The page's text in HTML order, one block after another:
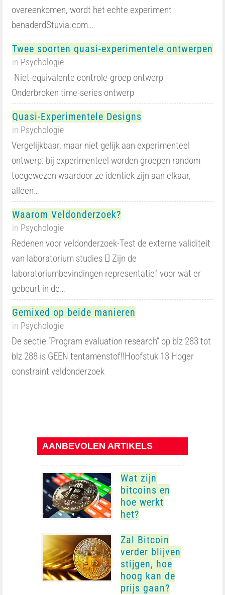
overeenkomen, wordt het echte experiment
benaderdStuvia.com…
Twee soorten quasi-experimentele ontwerpen
in Psychologie
-Niet-equivalente controle-groep ontwerp -
Onderbroken time-series ontwerp
Quasi-Experimentele Designs
in Psychologie
Vergelijkbaar, maar niet gelijk aan experimenteel
ontwerp: bij experimenteel worden groepen random
toegewezen waardoor ze identiek zijn aan elkaar,
alleen…
Waarom Veldonderzoek?
in Psychologie
Redenen voor veldonderzoek-Test de externe validiteit
van laboratorium studies  Zijn de
laboratoriumbevindingen representatief voor wat er
gebeurt in de…
Gemixed op beide manieren
in Psychologie
De sectie “Program evaluation research” op blz 283 tot
blz 288 is GEEN tentamenstof!!Hoofstuk 13 Hoger
constraint veldonderzoek
AANBEVOLEN ARTIKELS
Wat zijn
bitcoins en
hoe werkt
het?
Zal Bitcoin
verder blijven
stijgen, hoe
hoog kan de
prijs gaan?